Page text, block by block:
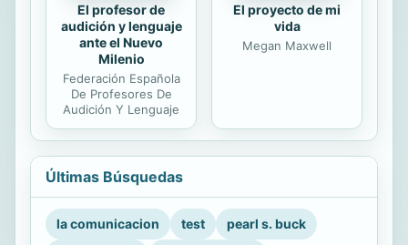
El profesor de
audición y lenguaje
ante el Nuevo
Milenio
Federación Española
De Profesores De
Audición Y Lenguaje
El proyecto de mi
vida
Megan Maxwell
Últimas Búsquedas
la comunicacion test
pearl s. buck